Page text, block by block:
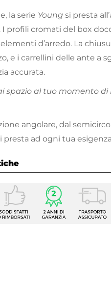
la serie Young si presta
profili cromati del box
d’arredo. La
e i carrellini delle ante a
accurata.
spazio al tuo momento di
angolare, dal
presta ad ogni tua
Young
185 cm